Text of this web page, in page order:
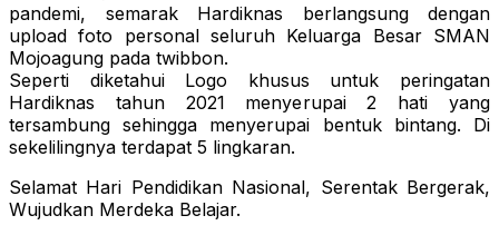
pandemi, semarak Hardiknas berlangsung dengan
upload foto personal seluruh Keluarga Besar SMAN
Mojoagung pada twibbon.
Seperti diketahui Logo khusus untuk peringatan
Hardiknas tahun 2021 menyerupai 2 hati yang
tersambung sehingga menyerupai bentuk bintang. Di
sekelilingnya terdapat 5 lingkaran.
Selamat Hari Pendidikan Nasional, Serentak Bergerak,
Wujudkan Merdeka Belajar.